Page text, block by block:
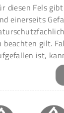
diesen Fels
einerseits
beachten gilt.
ist,